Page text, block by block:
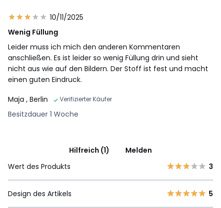
10/11/2025
Wenig Füllung
Leider muss ich mich den anderen Kommentaren
anschließen. Es ist leider so wenig Füllung drin und sieht
nicht aus wie auf den Bildern. Der Stoff ist fest und macht
einen guten Eindruck.
Maja , Berlin Verifizierter Käufer
Besitzdauer 1 Woche
Hilfreich (1)
Melden
Wert des Produkts
3
Design des Artikels 5